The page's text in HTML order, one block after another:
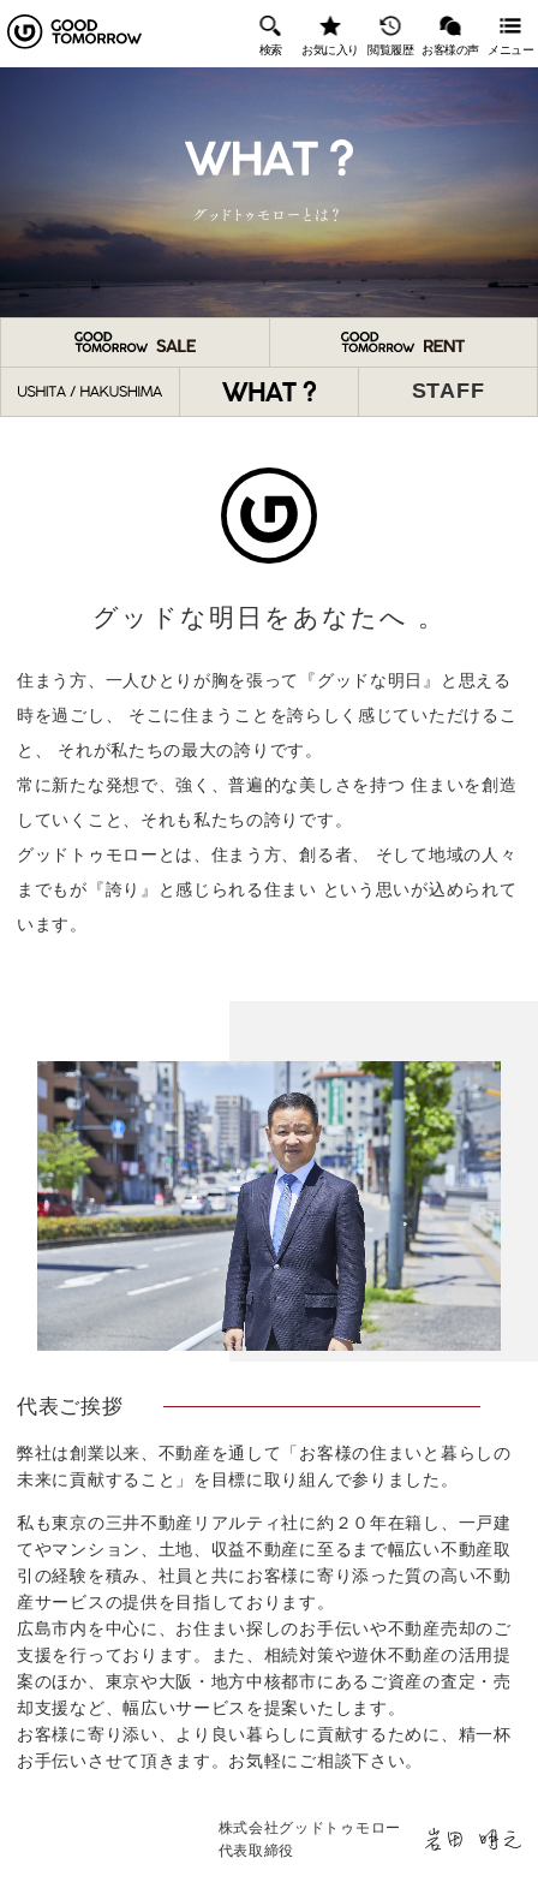
検索 お気に入り 閲覧履歴 お客様の声 メニュー
STAFF
グッドな明日をあなたへ 。
住まう方、一人ひとりが胸を張って『グッドな明日』と思える
時を過ごし、
そこに住まうことを誇らしく感じていただけるこ
と、
それが私たちの最大の誇りです。
常に新たな発想で、強く、普遍的な美しさを持つ 住まいを創造
していくこと、それも私たちの誇りです。
グッドトゥモローとは、住まう方、創る者、
そして地域の人々
までもが『誇り』と感じられる住まい という思いが込められて
います。
代表ご挨拶
弊社は創業以来、不動産を通して「お客様の住まいと暮らしの
未来に貢献すること」を目標に取り組んで参りました。
私も東京の三井不動産リアルティ社に約２０年在籍し、一戸建
てやマンション、土地、収益不動産に至るまで幅広い不動産取
引の経験を積み、社員と共にお客様に寄り添った質の高い不動
産サービスの提供を目指しております。
広島市内を中心に、お住まい探しのお手伝いや不動産売却のご
支援を行っております。また、相続対策や遊休不動産の活用提
案のほか、東京や大阪・地方中核都市にあるご資産の査定・売
却支援など、幅広いサービスを提案いたします。
お客様に寄り添い、より良い暮らしに貢献するために、精一杯
お手伝いさせて頂きます。お気軽にご相談下さい。
株式会社グッドトゥモロー
代表取締役